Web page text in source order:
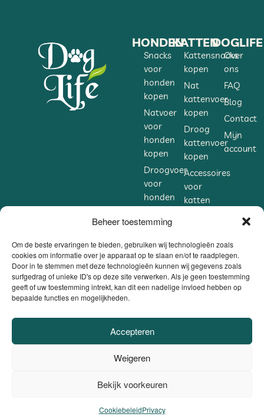
Beheer toestemming
Om de beste ervaringen te bieden, gebruiken wij technologieën zoals
cookies om informatie over je apparaat op te slaan en/of te raadplegen.
Door in te stemmen met deze technologieën kunnen wij gegevens zoals
surfgedrag of unieke ID's op deze site verwerken. Als je geen toestemming
geeft of uw toestemming intrekt, kan dit een nadelige invloed hebben op
bepaalde functies en mogelijkheden.
Accepteren
Weigeren
Bekijk voorkeuren
CookiebeleidPrivacy
HONDEN
Snacks
voor
honden
kopen
Natvoer
voor
honden
kopen
Droogvoer
voor
honden
Accessoires
voor
honden
kopen
Supplementen
KATTEN
Kattensnacks
kopen
Nat
kattenvoer
kopen
Droog
kattenvoer
kopen
Accessoires
voor
katten
voor
katten
kopen
DOGLIFE
Over
ons
FAQ
Blog
Contact
Mijn
account
Privacybeleid / Algemene voorwaarden /